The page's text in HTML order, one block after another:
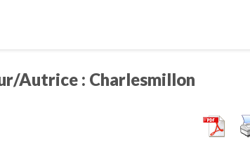
autrice : Charlesmillon